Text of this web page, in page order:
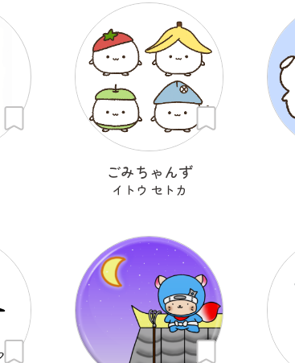
ごみちゃんず
イトウ セトカ